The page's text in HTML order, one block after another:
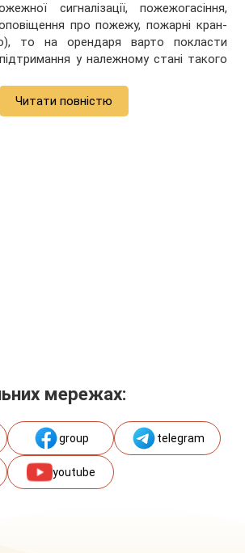
сигналізації, пожежогасіння,
про пожежу, пожарні кран-
то на орендаря варто покласти
у належному стані такого
Читати повністю
мережах:
group telegram
youtube